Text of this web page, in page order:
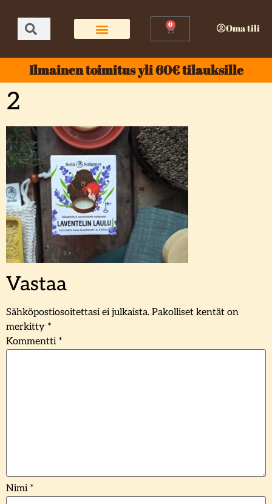
0 Oma tili
Ilmainen toimitus yli 60€ tilauksille
2
Vastaa
Sähköpostiosoitettasi ei julkaista. Pakolliset kentät on
merkitty *
Kommentti *
Nimi *